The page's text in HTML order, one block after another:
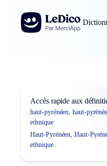
Aller au contenu
Accès rapide aux
haut-pyrénéen, haut-
ethnique
Haut-Pyrénéen, Haut-
ethnique